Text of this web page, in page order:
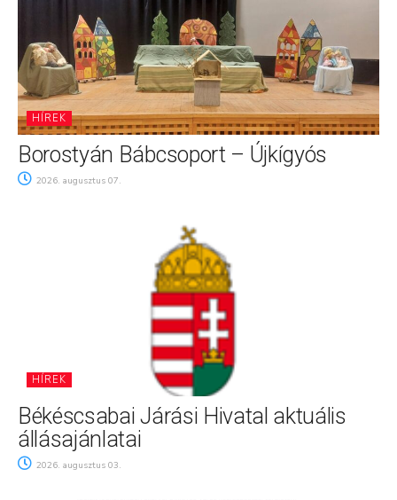
HÍREK
Borostyán Bábcsoport – Újkígyós
2026. augusztus 07.
HÍREK
Békéscsabai Járási Hivatal aktuális
állásajánlatai
2026. augusztus 03.